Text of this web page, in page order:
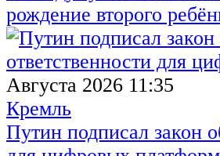
рождение второго
Августа 2026 11:35
Кремль
Путин подписал закон